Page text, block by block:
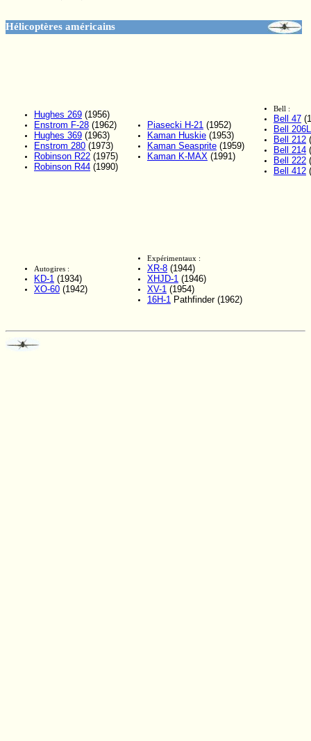
Hélicoptères américains
Hughes 269 (1956)
Enstrom F-28 (1962)
Hughes 369 (1963)
Enstrom 280 (1973)
Robinson R22 (1975)
Robinson R44 (1990)
Piasecki H-21 (1952)
Kaman Huskie (1953)
Kaman Seasprite (1959)
Kaman K-MAX (1991)
Bell :
Bell 47
Bell 206L
Bell 212
Bell 214
Bell 222
Bell 412
Autogires :
KD-1 (1934)
XO-60 (1942)
Expérimentaux :
XR-8 (1944)
XHJD-1 (1946)
XV-1 (1954)
16H-1 Pathfinder (1962)